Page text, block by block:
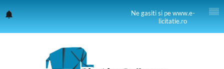
Ne gasiti si pe www.e-
licitatie.ro